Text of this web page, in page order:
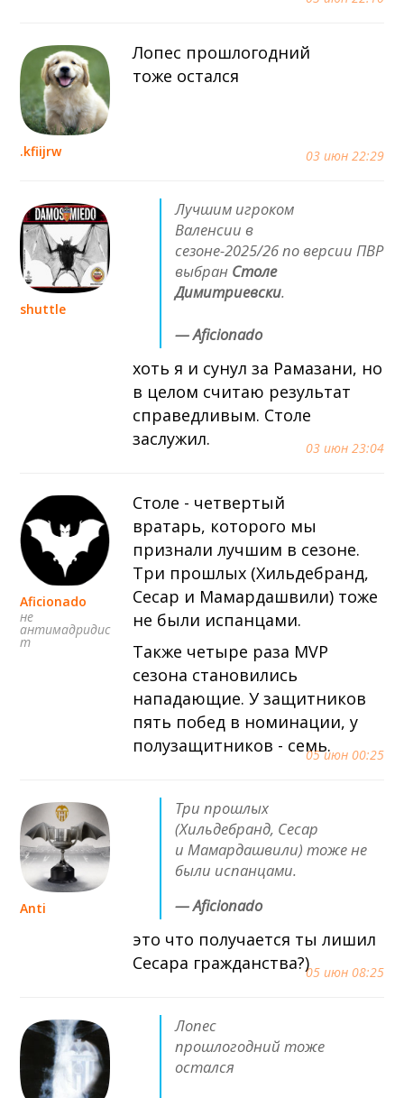
.kfiijrw 03 июн 22:29
Лопес прошлогодний
тоже остался
shuttle
03 июн 23:04
— Aficionado
Лучшим игроком
Валенсии в
сезоне-2025/26 по версии ПВР
выбран Столе
Димитриевски.
хоть я и сунул за Рамазани, но
в целом считаю результат
справедливым. Столе
заслужил.
Aficionado
не
антимадридис
т
05 июн 00:25
Столе - четвертый
вратарь, которого мы
признали лучшим в сезоне.
Три прошлых (Хильдебранд,
Сесар и Мамардашвили) тоже
не были испанцами.
Также четыре раза MVP
сезона становились
нападающие. У защитников
пять побед в номинации, у
полузащитников - семь.
Anti
05 июн 08:25
— Aficionado
Три прошлых
(Хильдебранд, Сесар
и Мамардашвили) тоже не
были испанцами.
это что получается ты лишил
Сесара гражданства?)
Лопес
прошлогодний тоже
остался